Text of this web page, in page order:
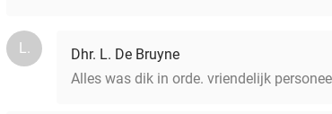
L.
Dhr. L. De Bruyne
Alles was dik in orde. vriendelijk